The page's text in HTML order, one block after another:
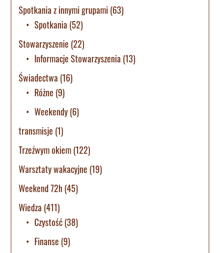
Spotkania z innymi grupami (63)
Spotkania (52)
Stowarzyszenie (22)
Informacje Stowarzyszenia (13)
Świadectwa (16)
Różne (9)
Weekendy(6)
transmisje (1)
Trzeźwym okiem(122)
Warsztaty wakacyjne (19)
Weekend 72h(45)
Wiedza (411)
Czystość(38)
Finanse (9)